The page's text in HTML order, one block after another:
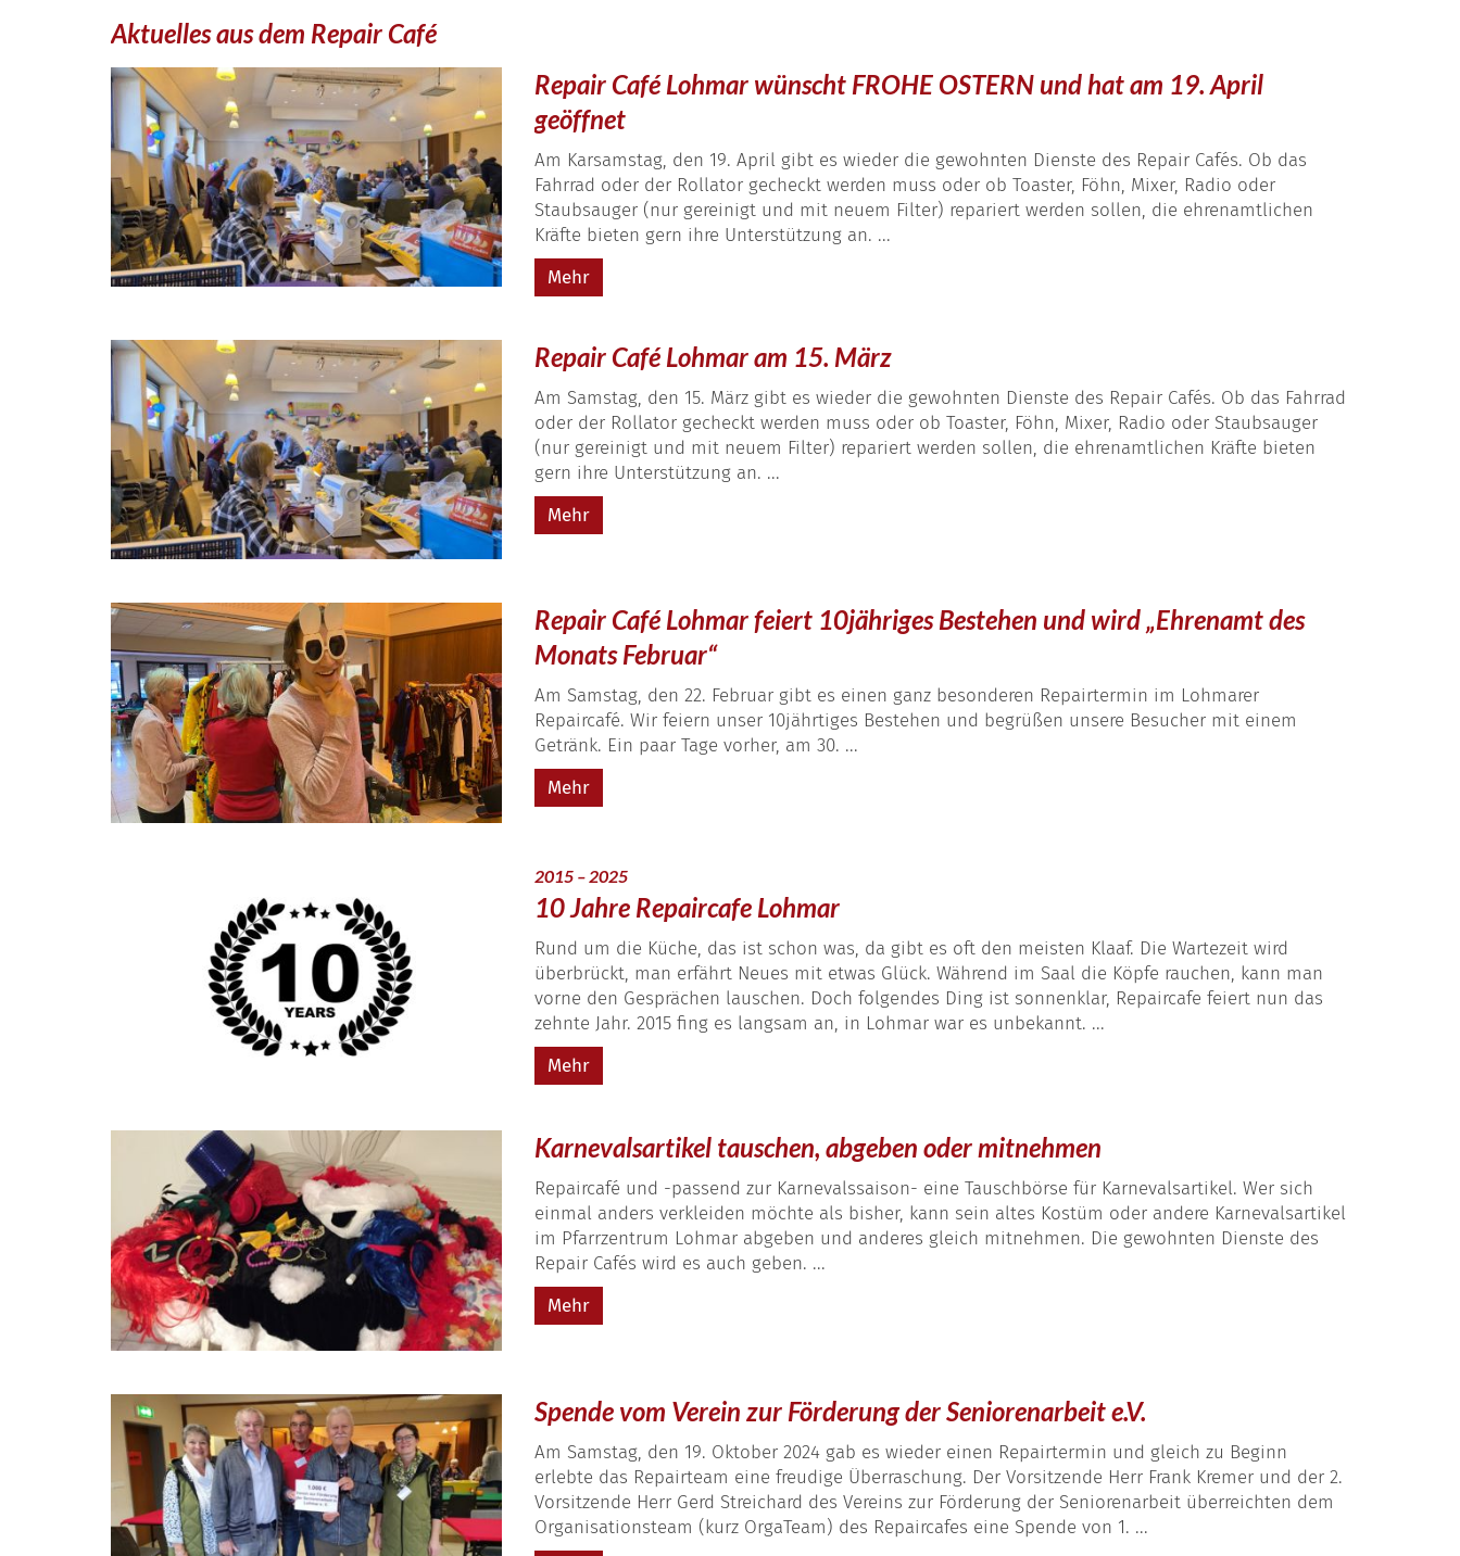
Aktuelles aus dem Repair Café
Repair Café Lohmar wünscht FROHE OSTERN und hat am 19. April
geöffnet
Am Karsamstag, den 19. April gibt es wieder die gewohnten Dienste des Repair Cafés. Ob das
Fahrrad oder der Rollator gecheckt werden muss oder ob Toaster, Föhn, Mixer, Radio oder
Staubsauger (nur gereinigt und mit neuem Filter) repariert werden sollen, die ehrenamtlichen
Kräfte bieten gern ihre Unterstützung an. ...
Mehr
Repair Café Lohmar am 15. März
Am Samstag, den 15. März gibt es wieder die gewohnten Dienste des Repair Cafés. Ob das Fahrrad
oder der Rollator gecheckt werden muss oder ob Toaster, Föhn, Mixer, Radio oder Staubsauger
(nur gereinigt und mit neuem Filter) repariert werden sollen, die ehrenamtlichen Kräfte bieten
gern ihre Unterstützung an. ...
Mehr
Repair Café Lohmar feiert 10jähriges Bestehen und wird „Ehrenamt des
Monats Februar“
Am Samstag, den 22. Februar gibt es einen ganz besonderen Repairtermin im Lohmarer
Repaircafé. Wir feiern unser 10jährtiges Bestehen und begrüßen unsere Besucher mit einem
Getränk. Ein paar Tage vorher, am 30. ...
Mehr
2015 – 2025:
10 Jahre Repaircafe Lohmar
Rund um die Küche, das ist schon was, da gibt es oft den meisten Klaaf. Die Wartezeit wird
überbrückt, man erfährt Neues mit etwas Glück. Während im Saal die Köpfe rauchen, kann man
vorne den Gesprächen lauschen. Doch folgendes Ding ist sonnenklar, Repaircafe feiert nun das
zehnte Jahr. 2015 fing es langsam an, in Lohmar war es unbekannt. ...
Mehr
Karnevalsartikel tauschen, abgeben oder mitnehmen
Repaircafé und -passend zur Karnevalssaison- eine Tauschbörse für Karnevalsartikel. Wer sich
einmal anders verkleiden möchte als bisher, kann sein altes Kostüm oder andere Karnevalsartikel
im Pfarrzentrum Lohmar abgeben und anderes gleich mitnehmen. Die gewohnten Dienste des
Repair Cafés wird es auch geben. ...
Mehr
Spende vom Verein zur Förderung der Seniorenarbeit e.V.
Am Samstag, den 19. Oktober 2024 gab es wieder einen Repairtermin und gleich zu Beginn
erlebte das Repairteam eine freudige Überraschung. Der Vorsitzende Herr Frank Kremer und der 2.
Vorsitzende Herr Gerd Streichard des Vereins zur Förderung der Seniorenarbeit überreichten dem
Organisationsteam (kurz OrgaTeam) des Repaircafes eine Spende von 1. ...